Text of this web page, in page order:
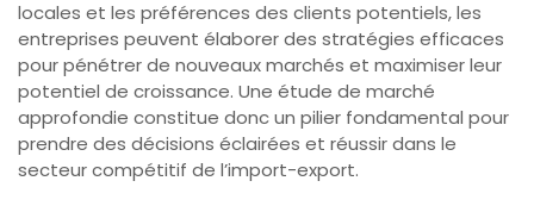
locales et les préférences des clients potentiels, les
entreprises peuvent élaborer des stratégies efficaces
pour pénétrer de nouveaux marchés et maximiser leur
potentiel de croissance. Une étude de marché
approfondie constitue donc un pilier fondamental pour
prendre des décisions éclairées et réussir dans le
secteur compétitif de l’import-export.